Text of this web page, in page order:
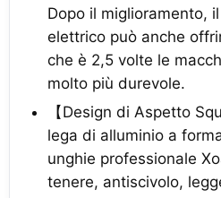
Dopo il miglioramento,
elettrico può anche
che è 2,5 volte le
molto più durevole.
【Design di Aspetto
lega di alluminio a
unghie professionale
tenere, antiscivolo,